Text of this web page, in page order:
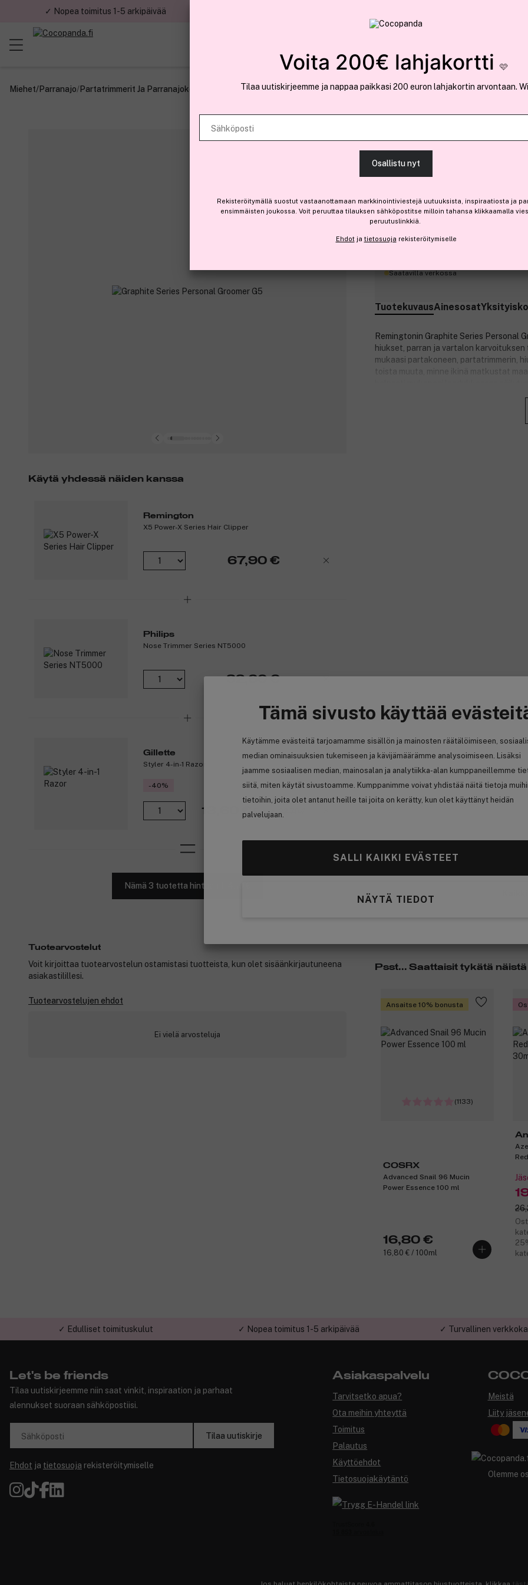
Tämä sivusto käyttää
Käytämme evästeitä tarjoamamme sisällön ja mainosten räätälöimiseen,
median ominaisuuksien tukemiseen ja kävijämäärämme analysoimiseen. Lisäksi
jaamme sosiaalisen median, mainosalan ja analytiikka-alan kumppaneillemme
siitä, miten käytät sivustoamme. Kumppanimme voivat yhdistää näitä tietoja
tietoihin, joita olet antanut heille tai joita on kerätty, kun olet käyttänyt heidän
palvelujaan.
SALLI KAIKKI EVÄSTEET
NÄYTÄ TIEDOT
✓ Nopea toimitus 1-5 arkipäivää
Miehet/Parranajo/Partatrimmerit Ja Parranajokoneet
Remington
Graphite Series Personal
Vain 5 varastossa
60,40 €
Saatavilla verkossa
TuotekuvausAinesosat
Remingtonin Graphite Series Personal
hiukset, parran ja vartalon
mukaasi partakoneen, partatrimmerin,
toista muuta, minne ikinä matkustat
runsaasti aikaa siistiä karvoituksesi
sen mukaasi suihkuun ja hoitaa
Tuotenumero:3280091
Käytä yhdessä näiden kanssa
Remington
X5 Power-X Series Hair Clipper
67,90 €
Philips
Nose Trimmer Series NT5000
32,60 €
Gillette
Styler 4-in-1 Razor
-40%
13,60 € Ennen: 22,70 €
Nämä 3 tuotetta hintaan 114,10 €
Psst... Saattaisit tykätä näistä
Ansaitse 10% bonusta
(1133)
COSRX
Advanced Snail 96 Mucin
Power Essence 100 ml
16,80 €
16,80 € / 100ml
Tuotearvostelut
Voit kirjoittaa tuotearvostelun ostamistasi tuotteista, kun olet sisäänkirjautuneena
asiakastilillesi.
Tuotearvostelujen ehdot
Ei vielä arvosteluja
✓ Edulliset toimituskulut ✓ Nopea toimitus 1-5 arkipäivää ✓ Turvallinen
Let's be friends
Tilaa uutiskirjeemme niin saat vinkit, inspiraation ja parhaat
alennukset suoraan sähköpostiisi.
Sähköposti Tilaa uutiskirje
Ehdot ja tietosuoja rekisteröitymiselle
Asiakaspalvelu
Tarvitsetko apua?
Ota meihin yhteyttä
Toimitus
Palautus
Käyttöehdot
Tietosuojakäytäntö
Meistä
Liity
Olemme
Voita 200€ lahjakortti 🩷
Tilaa uutiskirjeemme ja nappaa paikkasi 200 euron lahjakortin arvontaan.
Sähköposti
Osallistu nyt
Rekisteröitymällä suostut vastaanottamaan markkinointiviestejä uutuuksista, inspiraatiosta ja
ensimmäisten joukossa. Voit peruuttaa tilauksen sähköpostitse milloin tahansa klikkaamalla
peruutuslinkkiä.
Ehdotja tietosuoja rekisteröitymiselle